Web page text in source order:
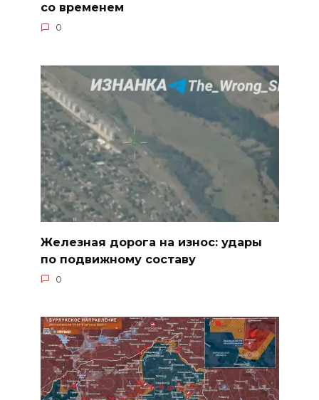
со временем
0
Железная дорога на износ: удары
по подвижному составу
0